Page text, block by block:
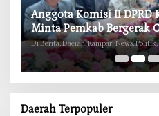
Anggota Komisi II DPRD
Minta Pemkab Bergerak
Kekosongan Obat demi
Di Berita, Daerah, Kampar, News, Politik,
Daerah Terpopuler